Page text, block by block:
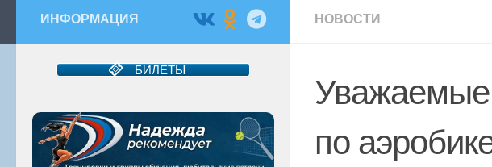
НОВОСТИ
Уважаемые
по
ИНФОРМАЦИЯ
БИЛЕТЫ